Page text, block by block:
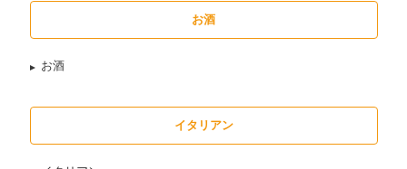
お酒
お酒
イタリアン